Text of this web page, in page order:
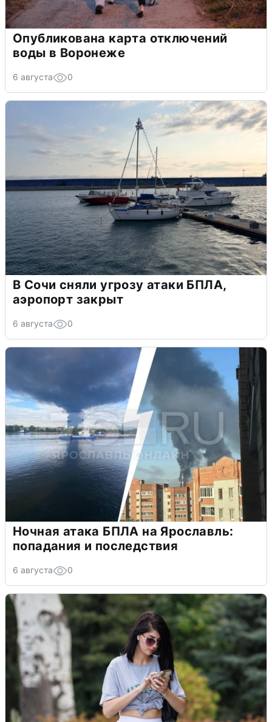
Опубликована карта отключений
воды в Воронеже
6 августа 0
В Сочи сняли угрозу атаки БПЛА,
аэропорт закрыт
6 августа 0
Ночная атака БПЛА на Ярославль:
попадания и последствия
6 августа 0